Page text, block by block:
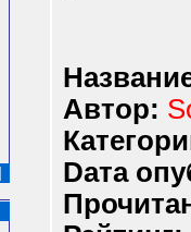
Автор:
Dата